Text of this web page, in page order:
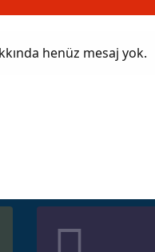
henüz mesaj yok.